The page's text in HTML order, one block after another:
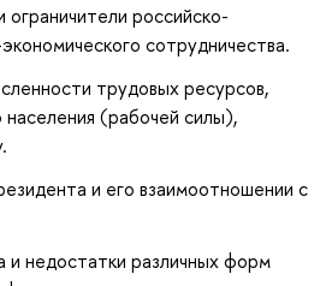
российско-
сотрудничества.
трудовых ресурсов,
населения (рабочей силы),
и его взаимоотношении с
недостатки различных форм